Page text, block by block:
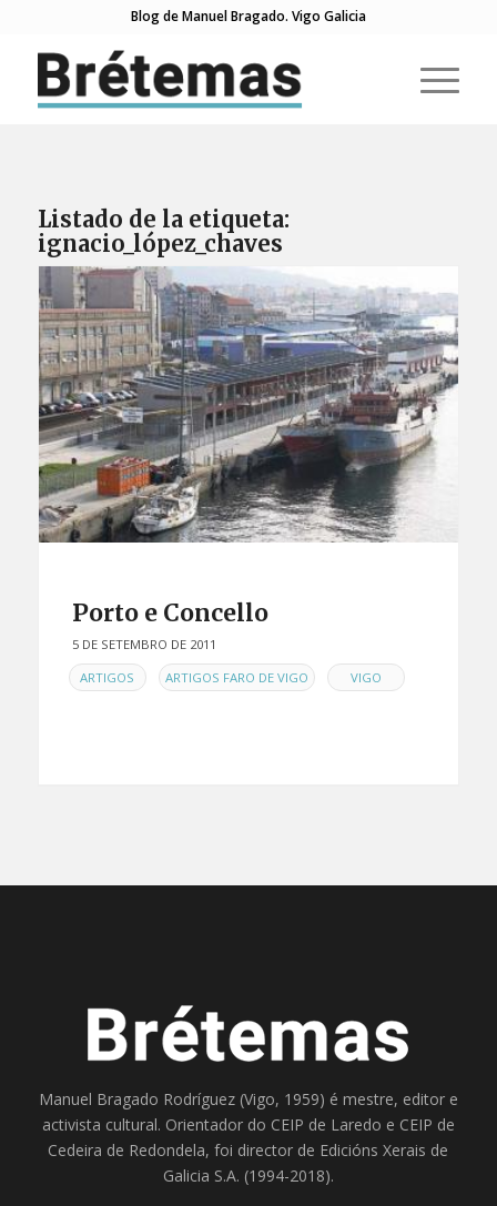
Blog de Manuel Bragado. Vigo Galicia
Listado de la etiqueta:
ignacio_lópez_chaves
Porto e Concello
5 DE SETEMBRO DE 2011
EN ARTIGOS , ARTIGOS FARO DE VIGO , VIGO
Manuel Bragado Rodríguez (Vigo, 1959) é mestre, editor e
activista cultural. Orientador do CEIP de Laredo e CEIP de
Cedeira de Redondela, foi director de Edicións Xerais de
Galicia S.A. (1994-2018).